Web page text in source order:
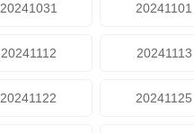
20241031 20241101
20241112 20241113
20241122 20241125